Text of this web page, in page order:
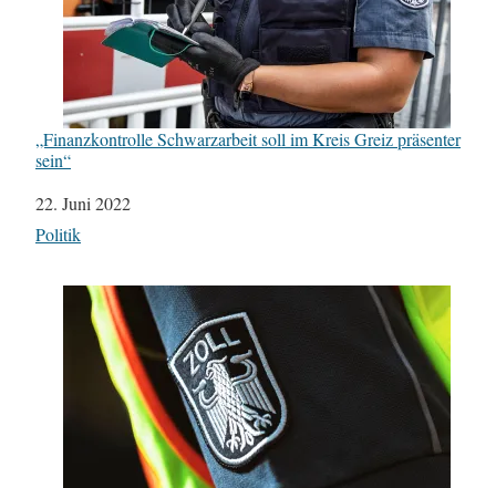
„Finanzkontrolle Schwarzarbeit soll im Kreis Greiz präsenter
sein“
Datum
22. Juni 2022
In Bezug auf
Politik